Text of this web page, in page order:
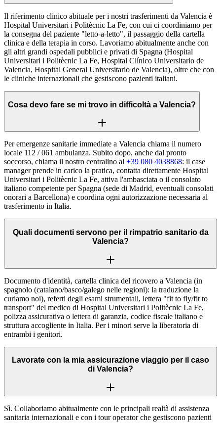
Il riferimento clinico abituale per i nostri trasferimenti da Valencia è
Hospital Universitari i Politècnic La Fe, con cui ci coordiniamo per
la consegna del paziente "letto-a-letto", il passaggio della cartella
clinica e della terapia in corso. Lavoriamo abitualmente anche con
gli altri grandi ospedali pubblici e privati di Spagna (Hospital
Universitari i Politècnic La Fe, Hospital Clínico Universitario de
Valencia, Hospital General Universitario de Valencia), oltre che con
le cliniche internazionali che gestiscono pazienti italiani.
Cosa devo fare se mi trovo in difficoltà a Valencia?
Per emergenze sanitarie immediate a Valencia chiama il numero
locale 112 / 061 ambulanza. Subito dopo, anche dal pronto
soccorso, chiama il nostro centralino al +39 080 4038868: il case
manager prende in carico la pratica, contatta direttamente Hospital
Universitari i Politècnic La Fe, attiva l'ambasciata o il consolato
italiano competente per Spagna (sede di Madrid, eventuali consolati
onorari a Barcellona) e coordina ogni autorizzazione necessaria al
trasferimento in Italia.
Quali documenti servono per il rimpatrio sanitario da
Valencia?
Documento d'identità, cartella clinica del ricovero a Valencia (in
spagnolo (catalano/basco/galego nelle regioni): la traduzione la
curiamo noi), referti degli esami strumentali, lettera "fit to fly/fit to
transport" del medico di Hospital Universitari i Politècnic La Fe,
polizza assicurativa o lettera di garanzia, codice fiscale italiano e
struttura accogliente in Italia. Per i minori serve la liberatoria di
entrambi i genitori.
Lavorate con la mia assicurazione viaggio per il caso
di Valencia?
Sì. Collaboriamo abitualmente con le principali realtà di assistenza
sanitaria internazionali e con i tour operator che gestiscono pazienti